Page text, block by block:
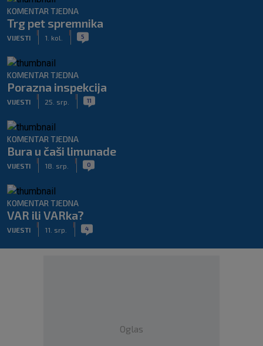
KOMENTAR TJEDNA
Trg pet spremnika
VIJESTI 1. kol. 5
KOMENTAR TJEDNA
Porazna inspekcija
VIJESTI 25. srp. 11
KOMENTAR TJEDNA
Bura u čaši limunade
VIJESTI 18. srp. 0
KOMENTAR TJEDNA
VAR ili VARka?
VIJESTI 11. srp. 4
Oglas